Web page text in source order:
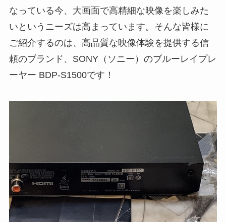
なっている今、大画面で高精細な映像を楽しみた
いというニーズは高まっています。そんな皆様に
ご紹介するのは、高品質な映像体験を提供する信
頼のブランド、SONY（ソニー）のブルーレイプレ
ーヤー BDP-S1500です！